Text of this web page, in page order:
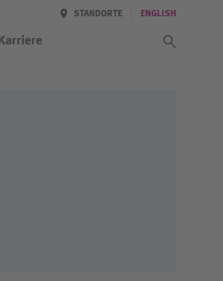
STANDORTE ENGLISH
Karriere